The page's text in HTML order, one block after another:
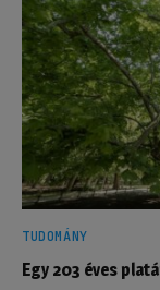
TUDOMÁNY
Egy 203 éves